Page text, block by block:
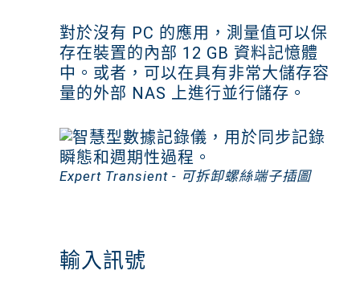
對於沒有 PC 的應用，測量值可以保
存在裝置的內部 12 GB 資料記憶體
中。或者，可以在具有非常大儲存容
量的外部 NAS 上進行並行儲存。
Expert Transient - 可拆卸螺絲端子插圖
輸入訊號